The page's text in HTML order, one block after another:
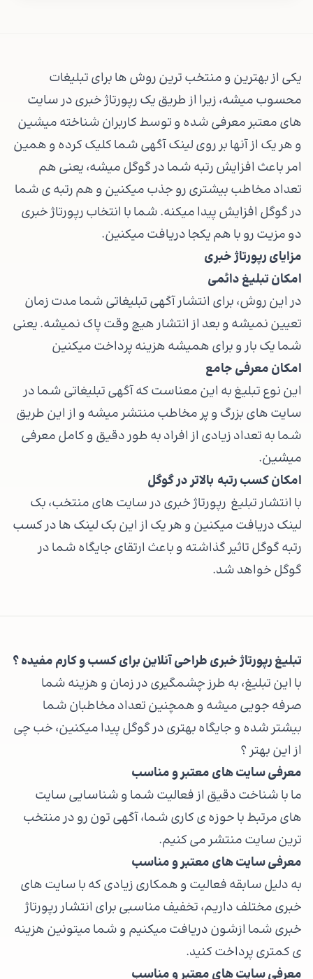
یکی از بهترین و منتخب ترین روش ها برای تبلیغات
محسوب میشه، زیرا از طریق یک رپورتاژ خبری در سایت
های معتبر معرفی شده و توسط کاربران شناخته میشین
و هر یک از آنها بر روی لینک آگهی شما کلیک کرده و همین
امر باعث افزایش رتبه شما در گوگل میشه، یعنی هم
تعداد مخاطب بیشتری رو جذب میکنین و هم رتبه ی شما
در گوگل افزایش پیدا میکنه. شما با انتخاب رپورتاژ خبری
دو مزیت رو با هم یکجا دریافت میکنین.
مزایای رپورتاژ خبری
امکان تبلیغ دائمی
در این روش، برای انتشار آگهی تبلیغاتی شما مدت زمان
تعیین نمیشه و بعد از انتشار هیچ وقت پاک نمیشه. یعنی
شما یک بار و برای همیشه هزینه پرداخت میکنین
امکان معرفی جامع
این نوع تبلیغ به این معناست که آگهی تبلیغاتی شما در
سایت های بزرگ و پر مخاطب منتشر میشه و از این طریق
شما به تعداد زیادی از افراد به طور دقیق و کامل معرفی
میشین.
امکان کسب رتبه بالاتر در گوگل
با انتشار تبلیغ رپورتاژ خبری در سایت های منتخب، بک
لینک دریافت میکنین و هر یک از این بک لینک ها در کسب
رتبه گوگل تاثیر گذاشته و باعث ارتقای جایگاه شما در
گوگل خواهد شد.
تبلیغ رپورتاژ خبری طراحی آنلاین برای کسب و کارم مفیده ؟
با این تبلیغ، به طرز چشمگیری در زمان و هزینه شما
صرفه جویی میشه و همچنین تعداد مخاطبان شما
بیشتر شده و جایگاه بهتری در گوگل پیدا میکنین، خب چی
از این بهتر ؟
معرفی سایت های معتبر و مناسب
ما با شناخت دقیق از فعالیت شما و شناسایی سایت
های مرتبط با حوزه ی کاری شما، آگهی تون رو در منتخب
ترین سایت منتشر می کنیم.
معرفی سایت های معتبر و مناسب
به دلیل سابقه فعالیت و همکاری زیادی که با سایت های
خبری مختلف داریم، تخفیف مناسبی برای انتشار رپورتاژ
خبری شما ازشون دریافت میکنیم و شما میتونین هزینه
ی کمتری پرداخت کنید.
معرفی سایت های معتبر و مناسب